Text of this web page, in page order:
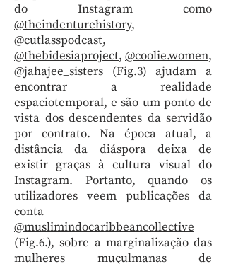
do Instagram como
@theindenturehistory,
@cutlasspodcast,
@thebidesiaproject, @coolie.women,
@jahajee_sisters (Fig.3) ajudam a
encontrar a realidade
espaciotemporal, e são um ponto de
vista dos descendentes da servidão
por contrato. Na época atual, a
distância da diáspora deixa de
existir graças à cultura visual do
Instagram. Portanto, quando os
utilizadores veem publicações da
conta
@muslimindocaribbeancollective
(Fig.6.), sobre a marginalização das
mulheres muçulmanas de